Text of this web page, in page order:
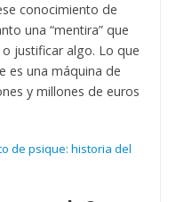
conocimiento de
una “mentira” que
justificar algo. Lo que
es una máquina de
y millones de euros
de psique: historia del